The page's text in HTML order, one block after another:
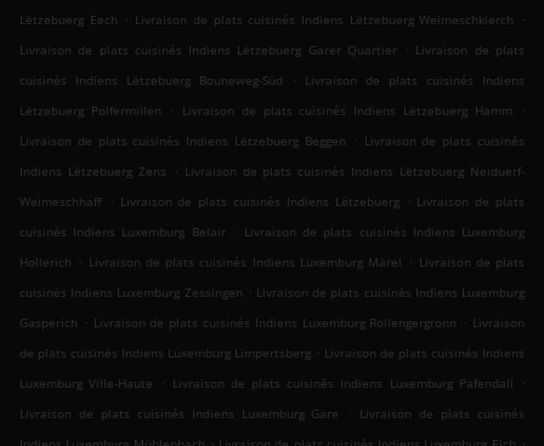
Lëtzebuerg Eech . Livraison de plats cuisinés Indiens Lëtzebuerg Weimeschkierch
.
Livraison de plats cuisinés Indiens Lëtzebuerg Garer Quartier . Livraison de plats
cuisinés Indiens Lëtzebuerg Bouneweg-Süd
. Livraison de plats cuisinés Indiens
Lëtzebuerg Polfermillen
. Livraison de plats cuisinés Indiens Lëtzebuerg Hamm
.
Livraison de plats cuisinés Indiens Lëtzebuerg Beggen
. Livraison de plats cuisinés
Indiens Lëtzebuerg Zens
. Livraison de plats cuisinés Indiens Lëtzebuerg Neiduerf-
Weimeschhaff . Livraison de plats cuisinés Indiens Lëtzebuerg . Livraison de plats
cuisinés Indiens Luxemburg Belair . Livraison de plats cuisinés Indiens Luxemburg
Hollerich . Livraison de plats cuisinés Indiens Luxemburg Märel . Livraison de plats
cuisinés Indiens Luxemburg Zessingen . Livraison de plats cuisinés Indiens Luxemburg
Gasperich . Livraison de plats cuisinés Indiens Luxemburg Rollengergronn . Livraison
de plats cuisinés Indiens Luxemburg Limpertsberg . Livraison de plats cuisinés Indiens
Luxemburg Ville-Haute
. Livraison de plats cuisinés Indiens Luxemburg Pafendall
.
Livraison de plats cuisinés Indiens Luxemburg Gare
. Livraison de plats cuisinés
.
.